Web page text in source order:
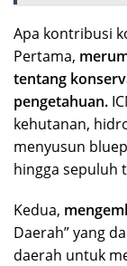
Apa kontribusi
Pertama,
tentang
pengetahuan.
kehutanan,
menyusun
hingga sepuluh
Kedua,
Daerah” yang
daerah untuk